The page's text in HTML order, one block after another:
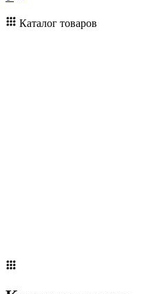
Каталог товаров